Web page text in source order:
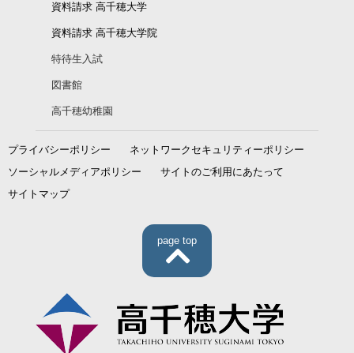
資料請求 高千穂大学
資料請求 高千穂大学院
特待生入試
図書館
高千穂幼稚園
プライバシーポリシー
ネットワークセキュリティーポリシー
ソーシャルメディアポリシー
サイトのご利用にあたって
サイトマップ
page top